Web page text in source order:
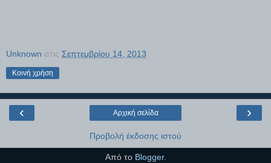
Unknown στις Σεπτεμβρίου 14, 2013
Κοινή χρήση
‹ ›
Αρχική σελίδα
Προβολή έκδοσης ιστού
Από το Blogger.